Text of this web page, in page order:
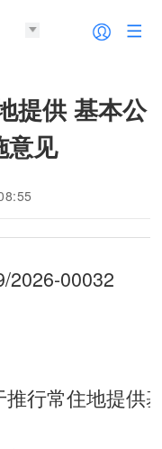
提供 基本公
意见
2026-00032
推行常住地提供